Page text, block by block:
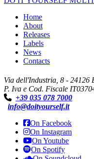
Home
About
Releases
Labels
News
Contacts
Via dell'Industria, 8 - 24126
P. Iva e Cod. Fiscale
+39 035 078 7000
info@doityourself.it
On Facebook
On Instagram
On Youtube
On Spotify